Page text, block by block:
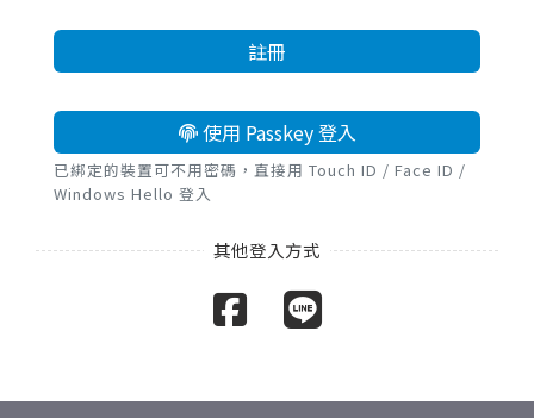
註冊
使用 Passkey 登入
已綁定的裝置可不用密碼，直接用 Touch ID / Face ID /
Windows Hello 登入